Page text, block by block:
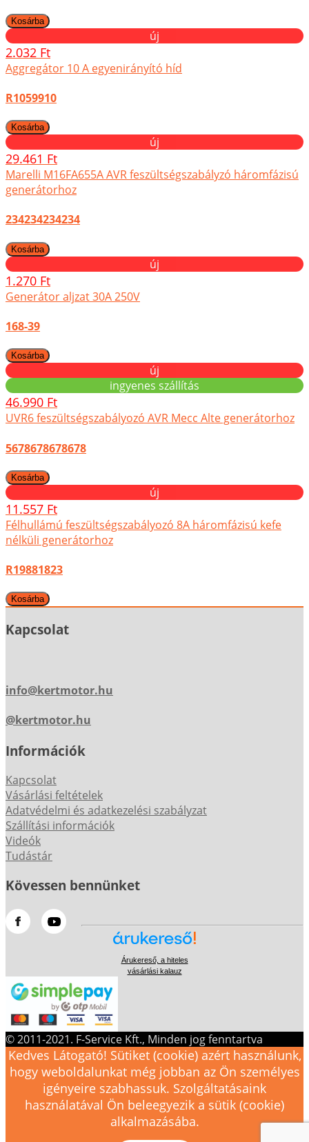
új
2.032 Ft
Aggregátor 10 A egyenirányító híd
R1059910
új
29.461 Ft
Marelli M16FA655A AVR feszültségszabályzó háromfázisú
generátorhoz
234234234234
új
1.270 Ft
Generátor aljzat 30A 250V
168-39
új
ingyenes szállítás
46.990 Ft
UVR6 feszültségszabályozó AVR Mecc Alte generátorhoz
5678678678678
új
11.557 Ft
Félhullámú feszültségszabályozó 8A háromfázisú kefe
nélküli generátorhoz
R19881823
Kapcsolat
info@kertmotor.hu
@kertmotor.hu
Információk
Kapcsolat
Vásárlási feltételek
Adatvédelmi és adatkezelési szabályzat
Szállítási információk
Videók
Tudástár
Kövessen bennünket
Árukereső, a hiteles
vásárlási kalauz
© 2011-2021. F-Service Kft., Minden jog fenntartva
Kedves Látogató! Sütiket (cookie) azért használunk,
hogy weboldalunkat még jobban az Ön személyes
igényeire szabhassuk. Szolgáltatásaink
használatával Ön beleegyezik a sütik (cookie)
alkalmazásába.